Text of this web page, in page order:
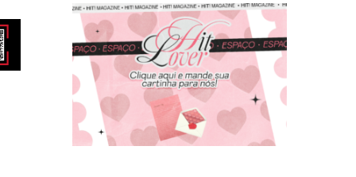
Coletiva de Imprensa
Drama? HIT!
HIT!Fashion
HIT!Filmes